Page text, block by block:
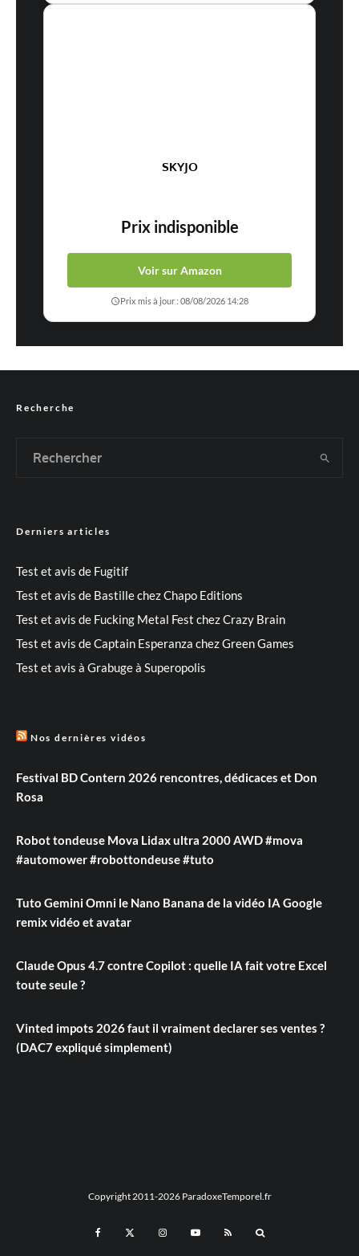
SKYJO
Prix indisponible
Voir sur Amazon
Prix mis à jour : 08/08/2026 14:28
Recherche
Derniers articles
Test et avis de Fugitif
Test et avis de Bastille chez Chapo Editions
Test et avis de Fucking Metal Fest chez Crazy Brain
Test et avis de Captain Esperanza chez Green Games
Test et avis à Grabuge à Superopolis
Nos dernières vidéos
Festival BD Contern 2026 rencontres, dédicaces et Don
Rosa
Robot tondeuse Mova Lidax ultra 2000 AWD #mova
#automower #robottondeuse #tuto
Tuto Gemini Omni le Nano Banana de la vidéo IA Google
remix vidéo et avatar
Claude Opus 4.7 contre Copilot : quelle IA fait votre Excel
toute seule ?
Vinted impots 2026 faut il vraiment declarer ses ventes ?
(DAC7 expliqué simplement)
Copyright 2011-2026 ParadoxeTemporel.fr